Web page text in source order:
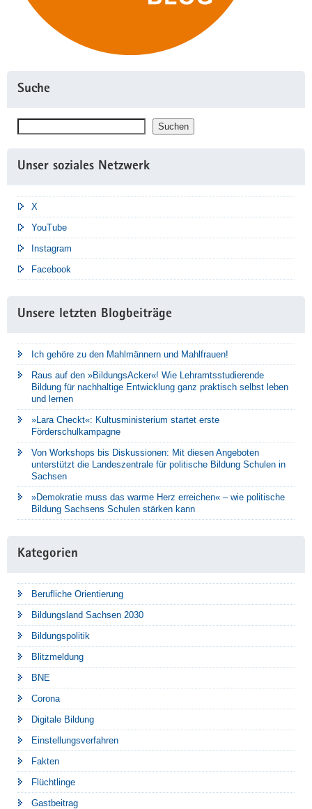
Suche
Suchen
Unser soziales Netzwerk
X
YouTube
Instagram
Facebook
Unsere letzten Blogbeiträge
Ich gehöre zu den Mahlmännern und Mahlfrauen!
Raus auf den »BildungsAcker«! Wie Lehramtsstudierende
Bildung für nachhaltige Entwicklung ganz praktisch selbst leben
und lernen
»Lara Checkt«: Kultusministerium startet erste
Förderschulkampagne
Von Workshops bis Diskussionen: Mit diesen Angeboten
unterstützt die Landeszentrale für politische Bildung Schulen in
Sachsen
»Demokratie muss das warme Herz erreichen« – wie politische
Bildung Sachsens Schulen stärken kann
Kategorien
Berufliche Orientierung
Bildungsland Sachsen 2030
Bildungspolitik
Blitzmeldung
BNE
Corona
Digitale Bildung
Einstellungsverfahren
Fakten
Flüchtlinge
Gastbeitrag